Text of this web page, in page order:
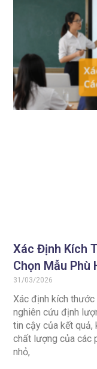
Xác Định Kích
Chọn Mẫu Phù
31/03/2026
Xác định kích
nghiên cứu định
tin cậy của kết quả,
chất lượng của các
nhỏ,